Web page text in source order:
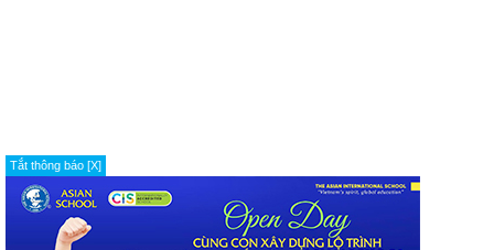
Tắt thông báo [X]